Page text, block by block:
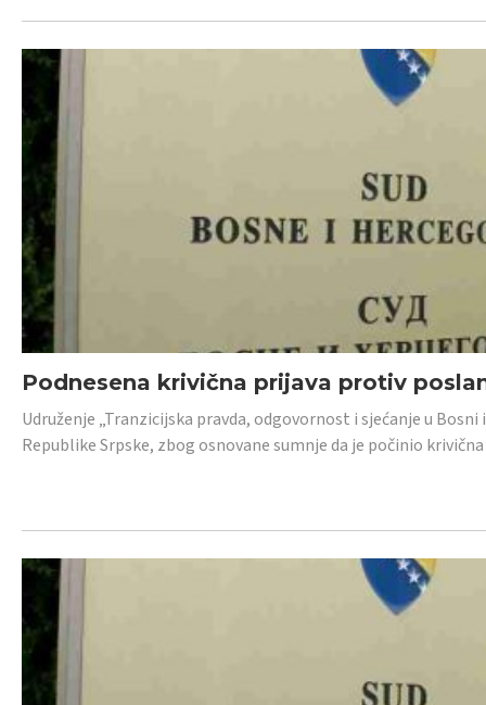
Podnesena krivična prijava protiv
Udruženje „Tranzicijska pravda, odgovornost i sjećanje u
Republike Srpske, zbog osnovane sumnje da je počinio